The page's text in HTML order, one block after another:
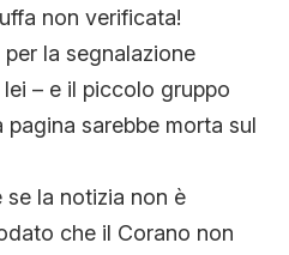
non verificata!
per la segnalazione
– e il piccolo gruppo
pagina sarebbe morta sul
la notizia non è
che il Corano non